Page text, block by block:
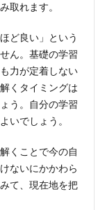
取れます。
ど良い」という
ん。基礎の学習
力が定着しない
くタイミングは
う。自分の学習
いでしょう。
くことで今の自
ないにかかわら
て、現在地を把